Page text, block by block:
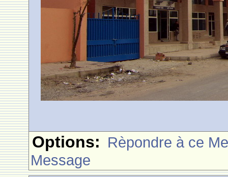
Options: Rèpondre à ce
Message